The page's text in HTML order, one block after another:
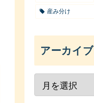
産み分け
アーカイブ